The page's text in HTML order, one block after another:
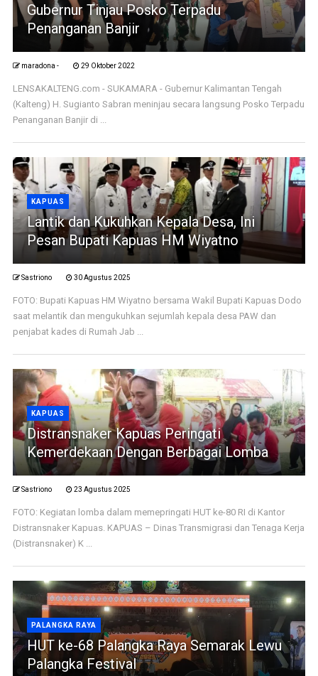
Gubernur Tinjau Posko Terpadu
Penanganan Banjir
maradona - 29 Oktober 2022
LENSAKALTENG.com - SUKAMARA - Gubernur Kalimantan Tengah
(Kalteng) H. Sugianto Sabran meninjau secara langsung Posko Terpadu
Penanganan Banjir di ...
KAPUAS
Lantik dan Kukuhkan Kepala Desa, Ini
Pesan Bupati Kapuas HM Wiyatno
Sastriono 30 Agustus 2025
FOTO: Bupati Kapuas HM Wiyatno bersama Wakil Bupati Kapuas Dodo
saat melantik dan mengukuhkan sejumlah kepala desa PAW dan
penjabat kades di Rumah Jab ...
KAPUAS
Distransnaker Kapuas Peringati
Kemerdekaan Dengan Berbagai Lomba
Sastriono 23 Agustus 2025
FOTO: Kegiatan lomba dalam memepringati HUT ke-80 RI di Kantor
Distransnaker Kapuas. KAPUAS – Dinas Transmigrasi dan Tenaga Kerja
(Distransnaker) K ...
PALANGKA RAYA
HUT ke-68 Palangka Raya Semarak Lewu
Palangka Festival